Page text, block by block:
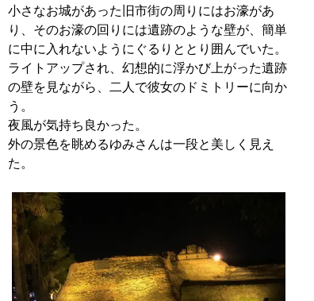
小さなお城があった旧市街の周りにはお濠があ
り、そのお濠の回りには遺跡のような壁が、簡単
に中に入れないようにぐるりととり囲んでいた。
ライトアップされ、幻想的に浮かび上がった遺跡
の壁を見ながら、二人で彼女のドミトリーに向か
う。
夜風が気持ち良かった。
外の景色を眺めるゆみさんは一段と美しく見え
た。